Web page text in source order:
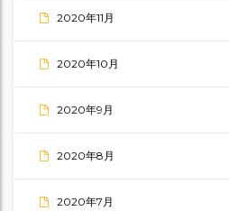
2020年11月
2020年10月
2020年9月
2020年8月
2020年7月